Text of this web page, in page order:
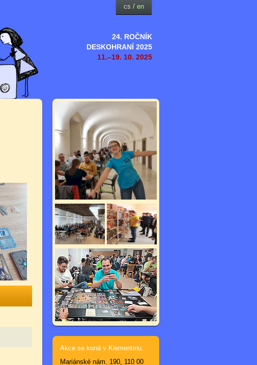
24. ROČNÍK
DESKOHRANÍ 2025
11.–19. 10. 2025
cs / en
Akce se koná v Klementinu.
Mariánské nám. 190, 110 00